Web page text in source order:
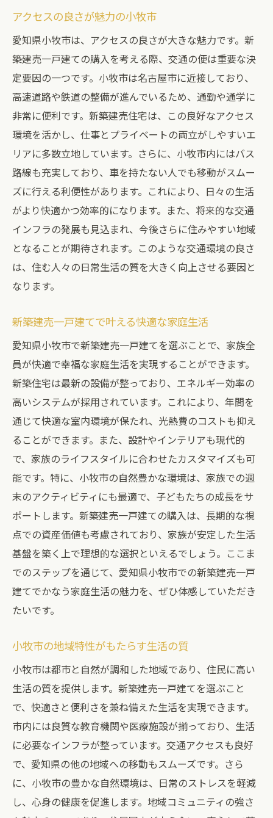
エコで快適な住環境を実現する最新技術
キッチン・バスルームの最新設備
安全性を高めるセキュリティ機能
省エネを実現する高度な住宅設備
トータルインテリアコーディネートの魅力
小牧市の新築建売一戸建てで家族に優しい住環
境を実現
子供がのびのびと育つ環境設計
高齢者にも優しいバリアフリー設計
家族団らんを促すオープンな設計
住まいの安全性を高める設計
マイホーム
夢のマイホーム作りに必要なステップ
小牧市での新しい生活の始まり
家族全員が満足する住まいの条件
住み替えを考える家族へのアドバイス
自分らしい暮らしを実現するための家づく
長期的な視点で考える住まい選び
アクセスの良さが魅力の小牧市
愛知県小牧市は、アクセスの良さが大きな魅力です。新
築建売一戸建ての購入を考える際、交通の便は重要な決
定要因の一つです。小牧市は名古屋市に近接しており、
高速道路や鉄道の整備が進んでいるため、通勤や通学に
非常に便利です。新築建売住宅は、この良好なアクセス
環境を活かし、仕事とプライベートの両立がしやすいエ
リアに多数立地しています。さらに、小牧市内にはバス
路線も充実しており、車を持たない人でも移動がスムー
ズに行える利便性があります。これにより、日々の生活
がより快適かつ効率的になります。また、将来的な交通
インフラの発展も見込まれ、今後さらに住みやすい地域
となることが期待されます。このような交通環境の良さ
は、住む人々の日常生活の質を大きく向上させる要因と
なります。
新築建売一戸建てで叶える快適な家庭生活
愛知県小牧市で新築建売一戸建てを選ぶことで、家族全
員が快適で幸福な家庭生活を実現することができます。
新築住宅は最新の設備が整っており、エネルギー効率の
高いシステムが採用されています。これにより、年間を
通じて快適な室内環境が保たれ、光熱費のコストも抑え
ることができます。また、設計やインテリアも現代的
で、家族のライフスタイルに合わせたカスタマイズも可
能です。特に、小牧市の自然豊かな環境は、家族での週
末のアクティビティにも最適で、子どもたちの成長をサ
ポートします。新築建売一戸建ての購入は、長期的な視
点での資産価値も考慮されており、家族が安定した生活
基盤を築く上で理想的な選択といえるでしょう。ここま
でのステップを通じて、愛知県小牧市での新築建売一戸
建てでかなう家庭生活の魅力を、ぜひ体感していただき
たいです。
小牧市の地域特性がもたらす生活の質
小牧市は都市と自然が調和した地域であり、住民に高い
生活の質を提供します。新築建売一戸建てを選ぶこと
で、快適さと便利さを兼ね備えた生活を実現できます。
市内には良質な教育機関や医療施設が揃っており、生活
に必要なインフラが整っています。交通アクセスも良好
で、愛知県の他の地域への移動もスムーズです。さら
に、小牧市の豊かな自然環境は、日常のストレスを軽減
し、心身の健康を促進します。地域コミュニティの強さ